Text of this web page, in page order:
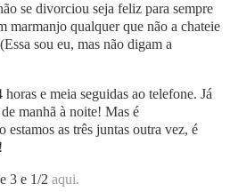
se divorciou seja feliz para sempre
marmanjo qualquer que não a chateie
sou eu, mas não digam a
e meia seguidas ao telefone. Já
manhã à noite! Mas é
estamos as três juntas outra vez, é
3 e 1/2 aqui.